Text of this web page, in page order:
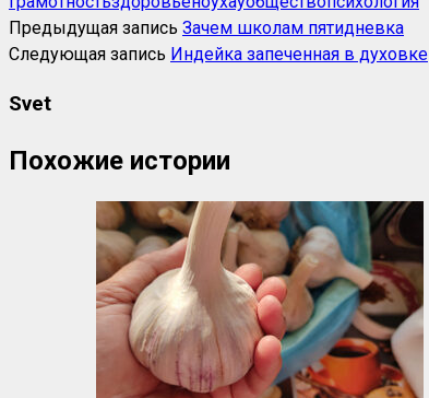
Предыдущая запись Зачем школам пятидневка
Следующая запись Индейка запеченная в духовке
Svet
Похожие истории